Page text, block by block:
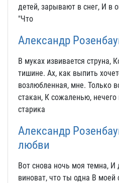
детей, зарывают в снег, И в
"Что
Александр
В муках извивается струна,
тишине. Ах, как выпить
возлюбленная, мне. Только
стакан, К сожаленью,
старика
Александр
любви
Вот снова ночь моя темна, И
виноват, что ты одна В моей